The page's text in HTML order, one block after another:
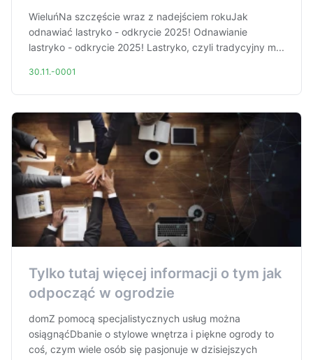
WieluńNa szczęście wraz z nadejściem rokuJak
odnawiać lastryko - odkrycie 2025! Odnawianie
lastryko - odkrycie 2025! Lastryko, czyli tradycyjny m...
30.11.-0001
Tylko tutaj więcej informacji o tym jak
odpocząć w ogrodzie
domZ pomocą specjalistycznych usług można
osiągnąćDbanie o stylowe wnętrza i piękne ogrody to
coś, czym wiele osób się pasjonuje w dzisiejszych